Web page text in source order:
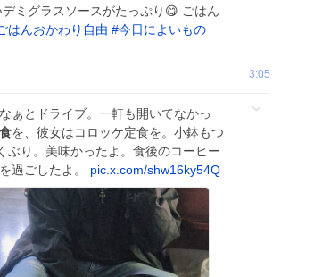
ミグラスソースがたっぷり😋 ごはん
はんおかわり自由 #今日によいもの
3:05
ぁとドライブ。一軒も開いてなかっ
を、彼女はコロッケ定食を。小鉢もつ
ぶり。美味かったよ。食後のコーヒー
過ごしたよ。 pic.x.com/shw16ky54Q